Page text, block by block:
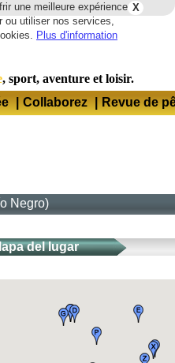
X
une meilleure expérience
ou utiliser nos services,
Plus d'information
, sport, aventure et loisir.
| Collaborez | Revue de
Negro)
del lugar